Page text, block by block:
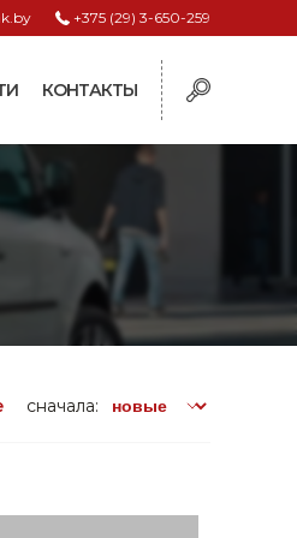
+375 (29) 3-650-259
КОНТАКТЫ
сначала: